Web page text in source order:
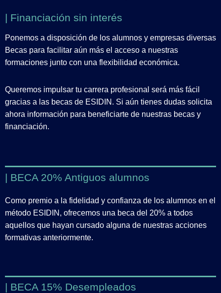
| Financiación sin interés
Ponemos a disposición de los alumnos y empresas diversas
Becas para facilitar aún más el acceso a nuestras
formaciones junto con una flexibilidad económica.
Queremos impulsar tu carrera profesional será más fácil
gracias a las becas de ESIDIN. Si aún tienes dudas solicita
ahora información para beneficiarte de nuestras becas y
financiación.
| BECA 20% Antiguos alumnos
Como premio a la fidelidad y confianza de los alumnos en el
método ESIDIN, ofrecemos una beca del 20% a todos
aquellos que hayan cursado alguna de nuestras acciones
formativas anteriormente.
| BECA 15% Desempleados